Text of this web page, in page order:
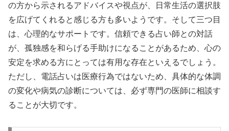
の方から示されるアドバイスや視点が、日常生活の選択肢
を広げてくれると感じる方も多いようです。そして三つ目
は、心理的なサポートです。信頼できる占い師との対話
が、孤独感を和らげる手助けになることがあるため、心の
安定を求める方にとっては有用な存在といえるでしょう。
ただし、電話占いは医療行為ではないため、具体的な体調
の変化や病気の診断については、必ず専門の医師に相談す
ることが大切です。